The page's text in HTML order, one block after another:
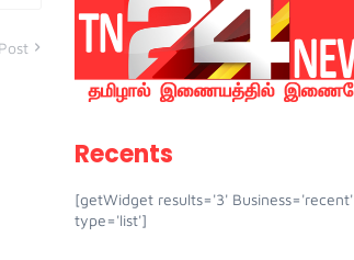
Recents
[getWidget results='3' Business='recent'
type='list']